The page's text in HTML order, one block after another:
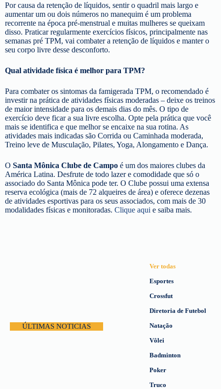
Por causa da retenção de líquidos, sentir o quadril mais largo e
aumentar um ou dois números no manequim é um problema
recorrente na época pré-menstrual e muitas mulheres se queixam
disso. Praticar regularmente exercícios físicos, principalmente nas
semanas pré TPM, vai combater a retenção de líquidos e manter o
seu corpo livre desse desconforto.
Qual atividade física é melhor para TPM?
Para combater os sintomas da famigerada TPM, o recomendado é
investir na prática de atividades físicas moderadas – deixe os treinos
de maior intensidade para os demais dias do mês. O tipo de
exercício deve ficar a sua livre escolha. Opte pela prática que você
mais se identifica e que melhor se encaixe na sua rotina. As
atividades mais indicadas são Corrida ou Caminhada moderada,
Treino leve de Musculação, Pilates, Yoga, Alongamento e Dança.
O Santa Mônica Clube de Campo é um dos maiores clubes da
América Latina. Desfrute de todo lazer e comodidade que só o
associado do Santa Mônica pode ter. O Clube possui uma extensa
reserva ecológica (mais de 72 alqueires de área) e oferece dezenas
de atividades esportivas para os seus associados, com mais de 30
modalidades físicas e monitoradas. Clique aqui e saiba mais.
ÚLTIMAS NOTICIAS
Ver todas
Esportes
Crossfut
Diretoria de Futebol
Natação
Vôlei
Badminton
Poker
Truco